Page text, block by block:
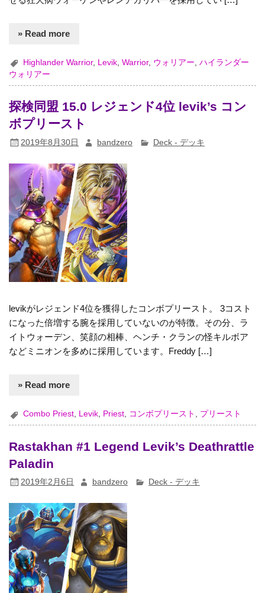
» Read more
Highlander Warrior, Levik ,Warrior, ウォリアー ,ハイランダー
ウォリアー
探検同盟 15.0 レジェンド4位 levik’s コン
ボプリースト
2019年8月30日 bandzero Deck - デッキ
levikがレジェンド4位を獲得したコンボプリースト。 3コスト
になった倍増する腕を採用していないのが特徴。その分、ラ
イトウォーデン、笑顔の相棒、ヘンチ・クランの怪キルボア
などミニオンを多めに採用しています。Freddy […]
» Read more
Combo Priest, Levik, Priest, コンボプリースト , プリースト
Rastakhan #1 Legend Levik’s Deathrattle
Paladin
2019年2月6日 bandzero Deck - デッキ